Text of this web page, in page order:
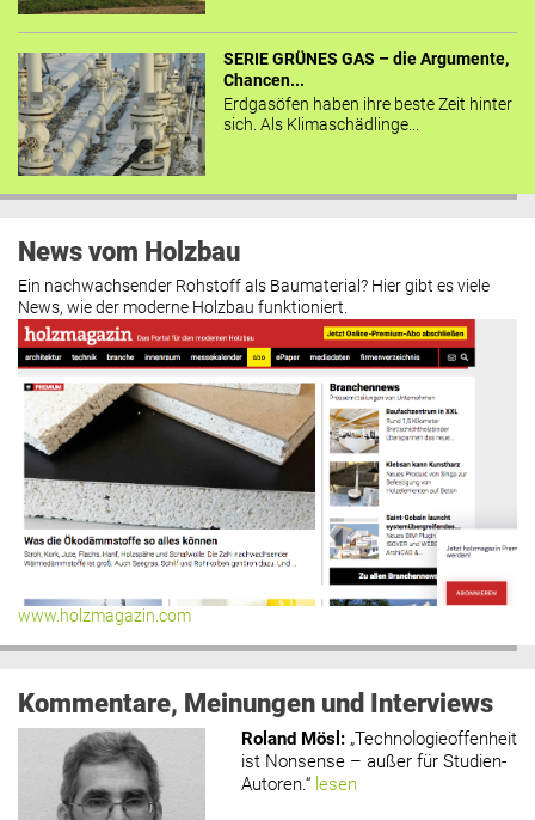
SERIE GRÜNES GAS – die Argumente,
Chancen...
Erdgasöfen haben ihre beste Zeit hinter
sich. Als Klimaschädlinge...
News vom Holzbau
Ein nachwachsender Rohstoff als Baumaterial? Hier gibt es viele
News, wie der moderne Holzbau funktioniert.
www.holzmagazin.com
Kommentare, Meinungen und Interviews
Roland Mösl : „Technologieoffenheit
ist Nonsense – außer für Studien-
Autoren.“ lesen